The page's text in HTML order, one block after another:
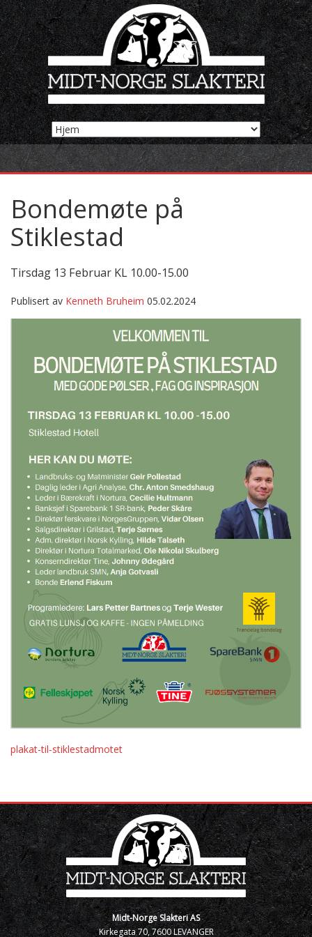
Bondemøte på
Stiklestad
Tirsdag 13 Februar KL 10.00-15.00
Publisert av Kenneth Bruheim 05.02.2024
plakat-til-stiklestadmotet
Midt-Norge Slakteri AS
Kirkegata 70, 7600 LEVANGER